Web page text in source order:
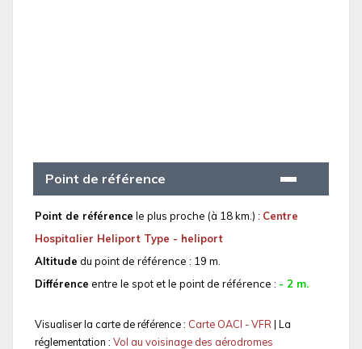
Point de référence
Point de référence le plus proche (à 18 km.) : Centre
Hospitalier Heliport Type - heliport
Altitude du point de référence : 19 m.
Différence entre le spot et le point de référence : - 2 m.
Visualiser la carte de référence : Carte OACI - VFR | La
réglementation : Vol au voisinage des aérodromes